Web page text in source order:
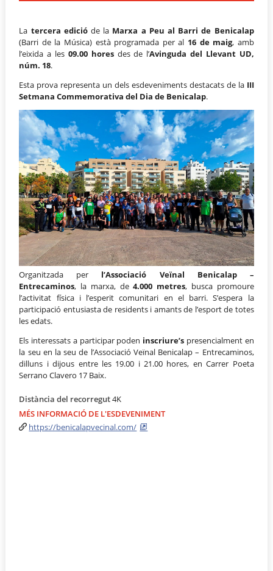
La tercera edicióde la Marxa a Peu al Barri de Benicalap
(Barri de la Música) està programada per al 16 de maig, amb
l’eixida a les 09.00 horesdes de l’Avinguda del Llevant UD,
núm. 18.
Esta prova representa un dels esdeveniments destacats de la III
Setmana Commemorativa del Dia de Benicalap.
Organitzada per l’Associació Veïnal Benicalap –
Entrecaminos, la marxa, de4.000 metres, busca promoure
l’activitat física i l’esperit comunitari en el barri. S’espera la
participació entusiasta de residents i amants de l’esport de totes
les edats.
Els interessats a participar poden inscriure’s presencialment en
la seu en la seu de l’Associació Veïnal Benicalap – Entrecaminos,
dilluns i dijous entre les 19.00 i 21.00 hores, en Carrer Poeta
Serrano Clavero 17 Baix.
Distància del recorregut4K
MÉS INFORMACIÓ DE L'ESDEVENIMENT
https://benicalapvecinal.com/